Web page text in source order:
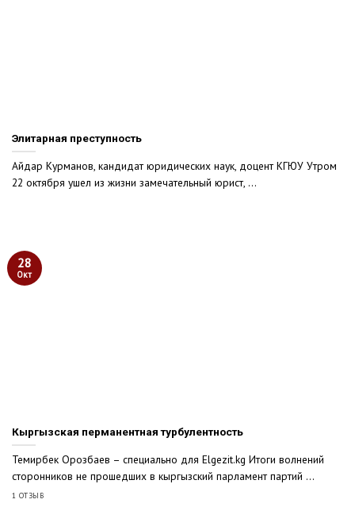
Элитарная преступность
Айдар Курманов, кандидат юридических наук, доцент КГЮУ Утром
22 октября ушел из жизни замечательный юрист, ...
Кыргызская перманентная турбулентность
Темирбек Орозбаев – специально для Elgezit.kg Итоги волнений
сторонников не прошедших в кыргызский парламент партий ...
1 ОТЗЫВ
28
Окт